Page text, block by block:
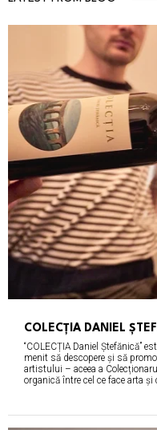
COLECȚIA DANIEL
“COLECȚIA Daniel Ștefănică”
menit să descopere și să
artistului – aceea a
organică între cel ce face arta și